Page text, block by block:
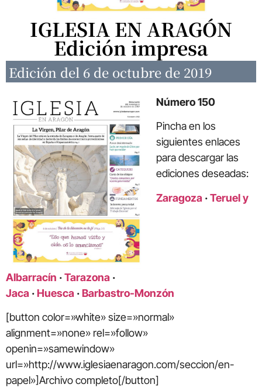
IGLESIA EN ARAGÓN
Edición impresa
Edición del 6 de octubre de 2019
Número 150
Pincha en los
siguientes enlaces
para descargar las
ediciones deseadas:
Zaragoza ·Teruel y
Albarracín ·Tarazona ·
Jaca ·Huesca ·Barbastro-Monzón
[button color=»white» size=»normal»
alignment=»none» rel=»follow»
openin=»samewindow»
url=»http://www.iglesiaenaragon.com/seccion/en-
papel»]Archivo completo[/button]